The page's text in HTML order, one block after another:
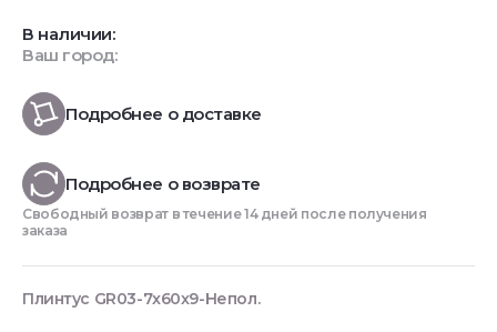
В наличии:
Ваш город:
Подробнее о доставке
Подробнее о возврате
Свободный возврат в течение 14 дней после получения
заказа
Плинтус GR03-7x60x9-Непол.